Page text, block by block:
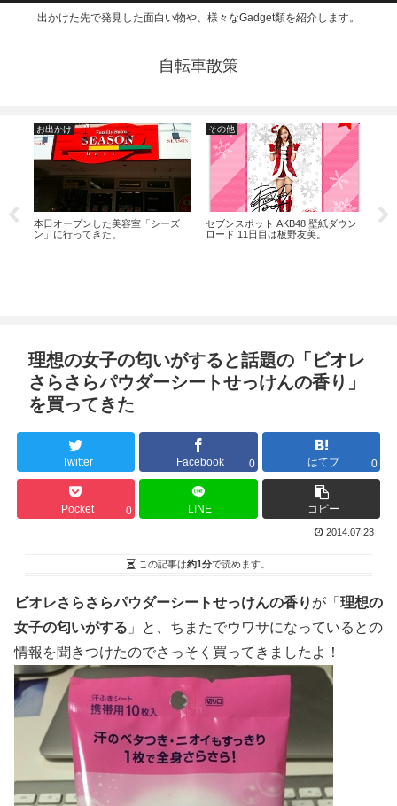
出かけた先で発見した面白い物や、様々なGadget類を紹介します。
自転車散策
お出かけ
本日オープンした美容室「シーズ
ン」に行ってきた。
その他
セブンスポット AKB48 壁紙ダウン
ロード 11日目は板野友美。
宮
理想の女子の匂いがすると話題の「ビオレ
さらさらパウダーシートせっけんの香り」
を買ってきた
Twitter Facebook 0 はてブ 0
Pocket 0 LINE コピー
2014.07.23
この記事は約1分で読めます。
ビオレさらさらパウダーシートせっけんの香り が「 理想の
女子の匂いがする 」と、ちまたでウワサになっているとの
情報を聞きつけたのでさっそく買ってきましたよ！